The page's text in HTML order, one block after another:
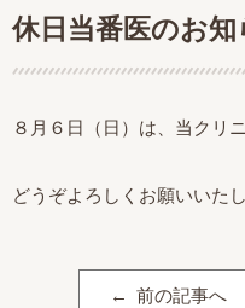
休日当番医のお知
８月６日（日）は、当クリ
どうぞよろしくお願いいたし
前の記事へ